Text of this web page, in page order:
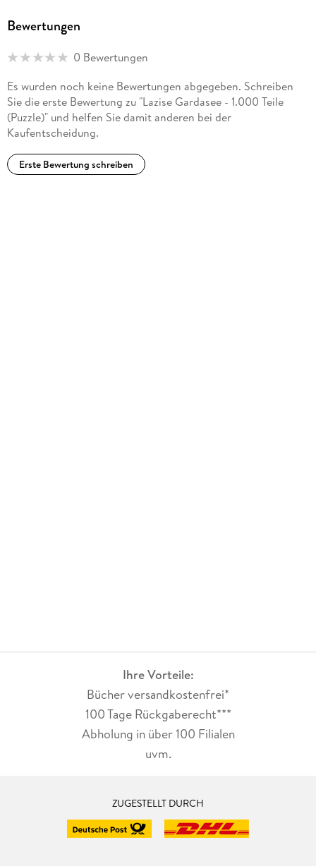
Bewertungen
0 Bewertungen
Es wurden noch keine Bewertungen abgegeben. Schreiben
Sie die erste Bewertung zu "Lazise Gardasee - 1.000 Teile
(Puzzle)" und helfen Sie damit anderen bei der
Kaufentscheidung.
Erste Bewertung schreiben
Ihre Vorteile:
Bücher versandkostenfrei*
100 Tage Rückgaberecht***
Abholung in über 100 Filialen
uvm.
ZUGESTELLT DURCH